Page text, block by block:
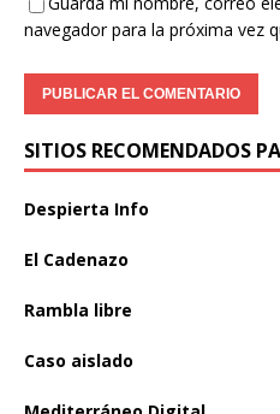
navegador para la próxima vez
SITIOS RECOMENDADOS
Despierta Info
El Cadenazo
Rambla libre
Caso aislado